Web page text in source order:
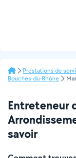
Prestations de
Bouches-du-Rhône
Entreteneur
savoir